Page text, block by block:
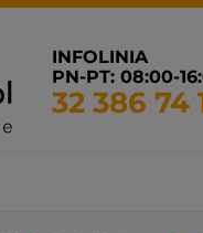
INFOLINIA
PN-PT: 08:00-
32 386 74